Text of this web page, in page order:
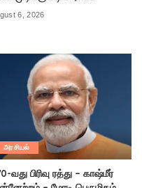
6, 2026
அரசியல்
வது பிரிவு ரத்து – காஷ்மீர்